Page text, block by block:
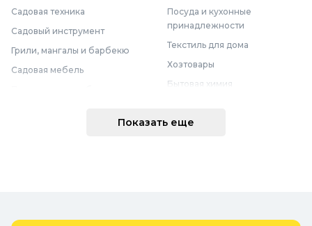
Садовая техника
Садовый инструмент
Грили, мангалы и барбекю
Садовая мебель
туалеты
Посуда и кухонные
принадлежности
Текстиль для дома
Хозтовары
Бытовая химия
Мебель
Самогоноварение
Показать еще